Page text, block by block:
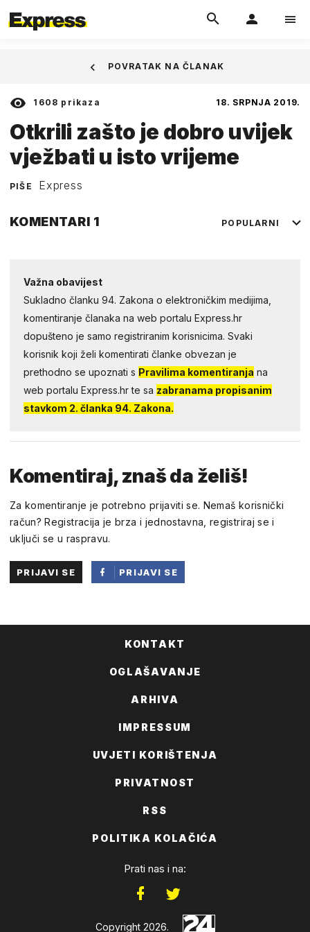
1608 prikaza 18. SRPNJA 2019.
Otkrili zašto je dobro uvijek
vježbati u isto vrijeme
PIŠE Express
POVRATAK NA ČLANAK
KOMENTARI 1 POPULARNI
Važna obavijest
Sukladno članku 94. Zakona o elektroničkim medijima,
komentiranje članaka na web portalu Express.hr
dopušteno je samo registriranim korisnicima. Svaki
korisnik koji želi komentirati članke obvezan je
prethodno se upoznati s Pravilima komentiranja na
web portalu Express.hr te sa zabranama propisanim
stavkom 2. članka 94. Zakona.
Komentiraj, znaš da želiš!
Za komentiranje je potrebno prijaviti se. Nemaš korisnički
račun? Registracija je brza i jednostavna, registriraj se i
uključi se u raspravu.
PRIJAVI SE
PRIJAVI SE
KONTAKT
OGLAŠAVANJE
ARHIVA
IMPRESSUM
UVJETI KORIŠTENJA
PRIVATNOST
RSS
POLITIKA KOLAČIĆA
Prati nas i na:
Copyright 2026.